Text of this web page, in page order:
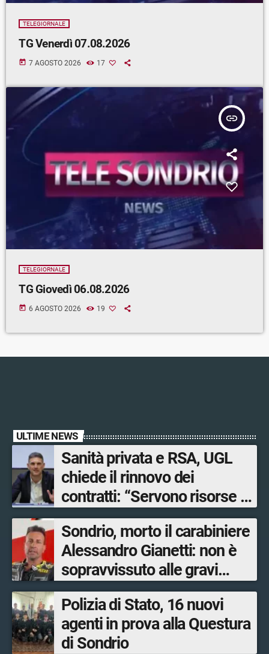
TELEGIORNALE
TG Venerdì 07.08.2026
today 7 AGOSTO 2026 17
insert_link
TELEGIORNALE
TG Giovedì 06.08.2026
today 6 AGOSTO 2026 19
ULTIME NEWS
Sanità privata e RSA, UGL
chiede il rinnovo dei
contratti: “Servono risorse e
salari adeguati”
Sondrio, morto il carabiniere
Alessandro Gianetti: non è
sopravvissuto alle gravi
ustioni
Polizia di Stato, 16 nuovi
agenti in prova alla Questura
di Sondrio